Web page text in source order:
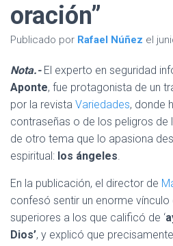
oración”
Publicado por Rafael Núñez el
Nota.-El experto en seguridad
Aponte, fue protagonista de un
por la revista Variedades, donde
contraseñas o de los peligros de
de otro tema que lo apasiona
espiritual: los ángeles.
En la publicación, el director de
confesó sentir un enorme
superiores a los que calificó de ‘
Dios’, y explicó que